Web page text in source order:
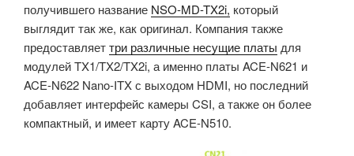
получившего название NSO-MD-TX2i, который
выглядит так же, как оригинал. Компания также
предоставляеттри различные несущие платы для
модулей TX1/TX2/TX2i, а именно платы ACE-N621 и
ACE-N622 Nano-ITX с выходом HDMI, но последний
добавляет интерфейс камеры CSI, а также он более
компактный, и имеет карту ACE-N510.